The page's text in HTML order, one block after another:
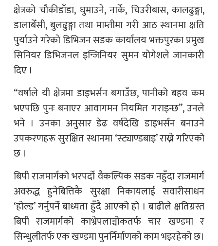
क्षेत्रको चौकीडाँडा, घुमाउने, नार्के, चिउरीबास, कालढुङ्गा,
डालाबेँसी, बुलढुङ्गा तथा माम्तीमा गरी आठ स्थानमा क्षति
पुर्याउने गरेको डिभिजन सडक कार्यालय भक्तपुरका प्रमुख
सिनियर डिभिजनल इन्जिनियर सुमन योगेशले जानकारी
दिए ।
“वर्षाले यी क्षेत्रमा डाइभर्सन बगाउँछ, पानीको बहव कम
भएपछि पुनः बनाएर आवागमन नियमित गराइन्छ”, उनले
भने । उनका अनुसार डेढ वर्षदेखि डाइभर्सन बनाउने
उपकरणहरू सुरक्षित स्थानमा ‘स्ट्याण्डबाइ’ राख्ने गरिएको
छ ।
बिपी राजमार्गको भरपर्दाे वैकल्पिक सडक नहुँदा राजमार्ग
अवरुद्ध हुनेबित्तिकै सुरक्षा निकायलाई सवारीसाधन
‘होल्ड’ गर्नुपर्ने बाध्यता हुँदै आएको हो । बाढीले क्षतिग्रस्त
बिपी राजमार्गको काभ्रेपलाञ्चोकतर्फ चार खण्डमा र
सिन्धुलीतर्फ एक खण्डमा पुनर्निर्माणको काम भइरहेको छ।